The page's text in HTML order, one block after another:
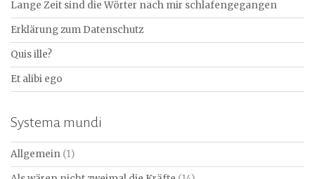
Lange Zeit sind die Wörter nach mir schlafengegangen
Erklärung zum Datenschutz
Quis ille?
Et alibi ego
Systema mundi
Allgemein (1)